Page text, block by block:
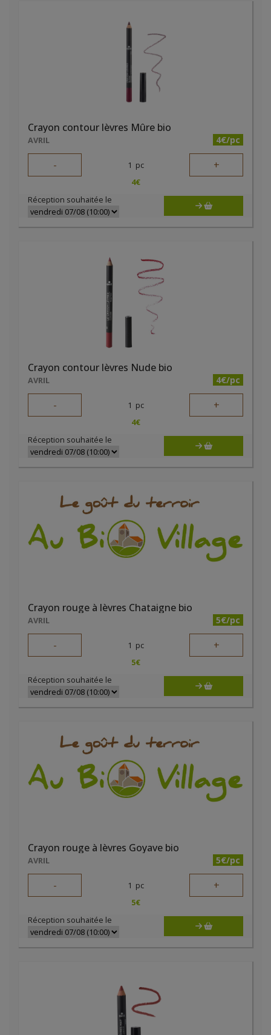
Crayon contour lèvres Mûre bio
AVRIL 4€/pc
- 1 pc +
4€
Réception souhaitée le
Crayon contour lèvres Nude bio
AVRIL 4€/pc
- 1 pc +
4€
Réception souhaitée le
Crayon rouge à lèvres Chataigne bio
AVRIL 5€/pc
- 1 pc +
5€
Réception souhaitée le
Crayon rouge à lèvres Goyave bio
AVRIL 5€/pc
- 1 pc +
5€
Réception souhaitée le